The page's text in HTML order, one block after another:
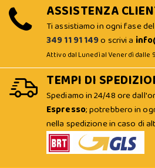
ASSISTENZA
Ti assistiamo in ogni fase
349 11 91 149o scrivi a
Attivo dal Lunedì al Venerdì dalle
TEMPI DI
Spediamo in 24/48 ore
Espresso; potrebbero in
nella spedizione in caso di